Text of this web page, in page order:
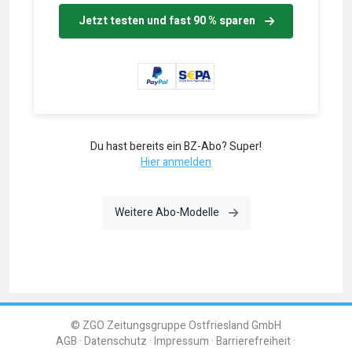
Jetzt testen und fast 90 % sparen
Du hast bereits ein BZ-Abo? Super!
Hier anmelden
Weitere Abo-Modelle
© ZGO Zeitungsgruppe Ostfriesland GmbH
AGB Datenschutz Impressum Barrierefreiheit